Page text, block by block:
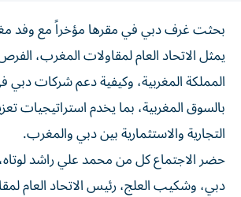
بحثت غرف دبي في مقرها مؤخراً مع وفد
يمثل الاتحاد العام لمقاولات المغرب،
المملكة المغربية، وكيفية دعم شركات
بالسوق المغربية، بما يخدم استراتيجيات
التجارية والاستثمارية بين دبي والمغرب.
حضر الاجتماع كل من محمد علي راشد
دبي، وشكيب العلج، رئيس الاتحاد العام